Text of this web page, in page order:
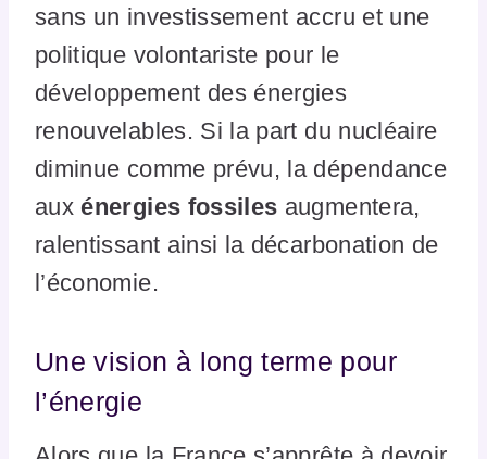
sans un investissement accru et une
politique volontariste pour le
développement des énergies
renouvelables. Si la part du nucléaire
diminue comme prévu, la dépendance
aux énergies fossiles augmentera,
ralentissant ainsi la décarbonation de
l’économie.
Une vision à long terme pour
l’énergie